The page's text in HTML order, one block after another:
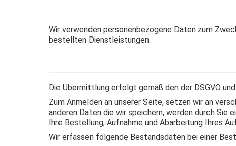
Wir verwenden personenbezogene Daten zum
bestellten Dienstleistungen.
Die Übermittlung erfolgt gemäß den der DSGVO
Zum Anmelden an unserer Seite, setzen wir an
anderen Daten die wir speichern, werden durch Sie
Ihre Bestellung, Aufnahme und Abarbeitung Ihres
Wir erfassen folgende Bestandsdaten bei einer